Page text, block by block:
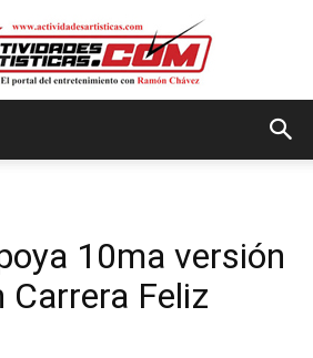
10ma versión
Carrera Feliz